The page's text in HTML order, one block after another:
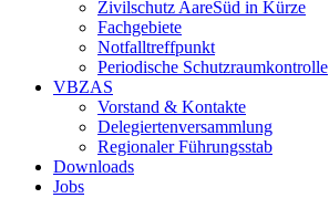
Zivilschutz AareSüd in Kürze
Fachgebiete
Notfalltreffpunkt
Periodische Schutzraumkontrolle
VBZAS
Vorstand & Kontakte
Delegiertenversammlung
Regionaler Führungsstab
Downloads
Jobs